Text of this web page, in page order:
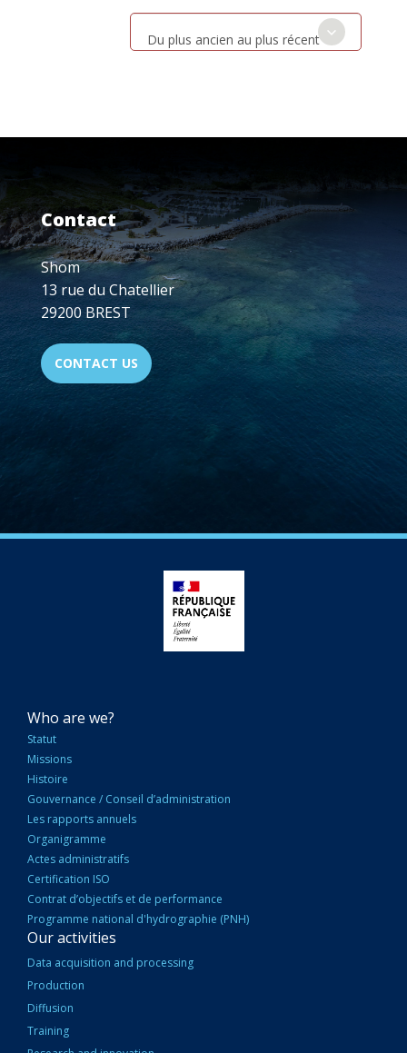
Du plus ancien au plus récent
Contact
Shom
13 rue du Chatellier
29200 BREST
CONTACT US
NAVIGATION
PRINCIPALE
Who are we?
Statut
Missions
Histoire
Gouvernance / Conseil d’administration
Les rapports annuels
Organigramme
Actes administratifs
Certification ISO
Contrat d’objectifs et de performance
Programme national d'hydrographie (PNH)
Our activities
Data acquisition and processing
Production
Diffusion
Training